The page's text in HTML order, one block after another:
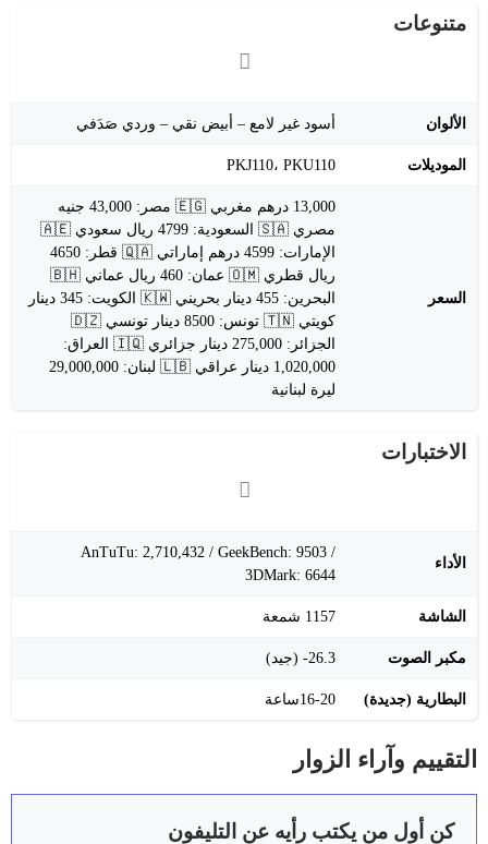
متنوعات
الألوان أسود غير لامع – أبيض نقي – وردي صَدَفي
الموديلات PKJ110، PKU110
السعر
13,000 درهم مغربي 🇪🇬 مصر: 43,000 جنيه
مصري 🇸🇦 السعودية: 4799 ريال سعودي 🇦🇪
الإمارات: 4599 درهم إماراتي 🇶🇦 قطر: 4650
ريال قطري 🇴🇲 عمان: 460 ريال عماني 🇧🇭
البحرين: 455 دينار بحريني 🇰🇼 الكويت: 345 دينار
كويتي 🇹🇳 تونس: 8500 دينار تونسي 🇩🇿
الجزائر: 275,000 دينار جزائري 🇮🇶 العراق:
1,020,000 دينار عراقي 🇱🇧 لبنان: 29,000,000
ليرة لبنانية
الاختبارات
الأداء
AnTuTu: ‎2,710,432‎ / GeekBench: ‎9503‎ /
3DMark: ‎6644‎
الشاشة ‎1157‎ شمعة
مكبر الصوت ‎-26.3‎ (جيد)
البطارية (جديدة) 16-20ساعة
التقييم وآراء الزوار
كن أول من يكتب رأيه عن التليفون